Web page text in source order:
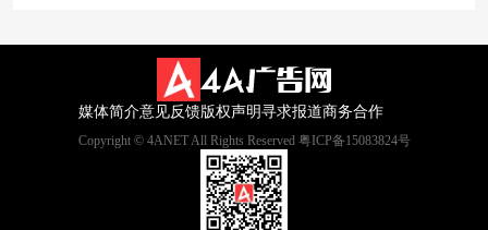
媒体简介意见反馈版权声明寻求报道商务合作
Copyright © 4ANET All Rights Reserved 粤ICP备15083824号